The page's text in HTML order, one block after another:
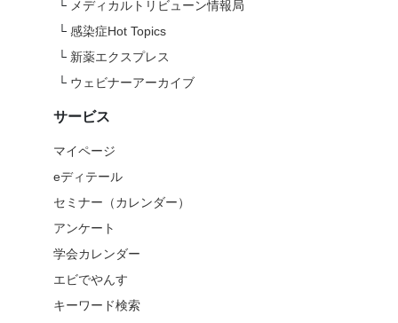
└ メディカルトリビューン情報局
└ 感染症Hot Topics
└ 新薬エクスプレス
└ ウェビナーアーカイブ
サービス
マイページ
eディテール
セミナー（カレンダー）
アンケート
学会カレンダー
エビでやんす
キーワード検索